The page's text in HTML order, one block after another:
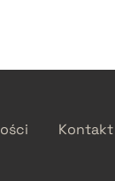
Kontakt